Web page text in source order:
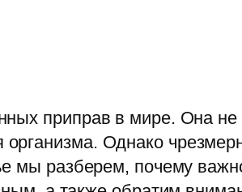
приправ в мире. Она не
Однако
мы разберем, почему